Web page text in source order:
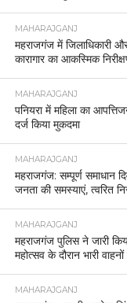
चैत नवरात्रि मेला को लेकर
MAHARAJGANJ
महराजगंज महोत्सव के पहले
धमाल, सुरों की गूंज में झूमा
MAHARAJGANJ
नौतनवां में दर्दनाक घटना:
के साथ दे दी थी जान, पत्नी
MAHARAJGANJ
महराजगंज में राष्ट्रीय लोक
विवेक वर्मा ने किया उद्घाटन।
MAHARAJGANJ
महराजगंज में कड़ी सुरक्षा के
परीक्षा, 6202 अभ्यर्थियों ने दी